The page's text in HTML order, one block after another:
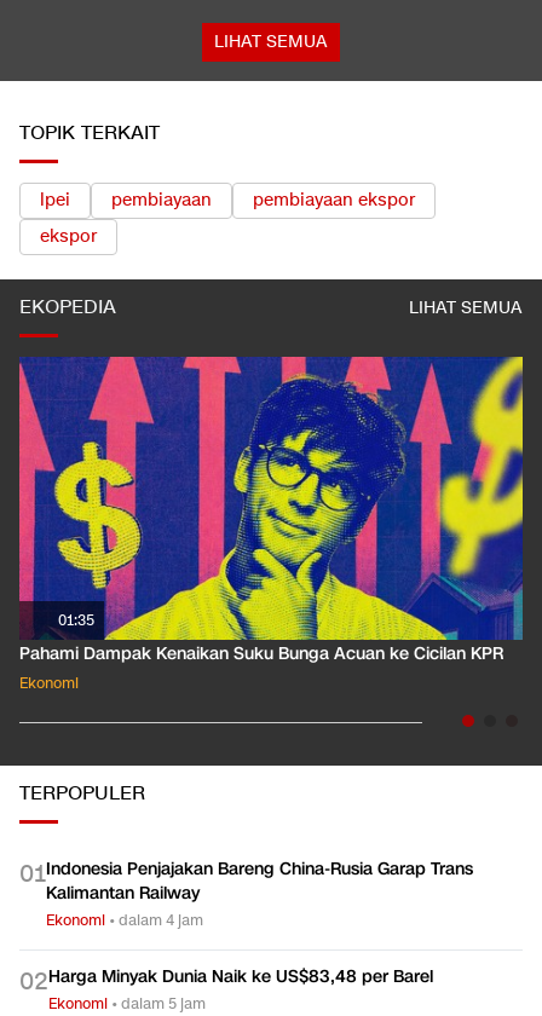
LIHAT SEMUA
TOPIK TERKAIT
lpei pembiayaan
pembiayaan ekspor
ekspor
EKOPEDIA LIHAT SEMUA
01:35
Pahami Dampak Kenaikan Suku Bunga Acuan ke Cicilan KPR
Ekonomi
TERPOPULER
01Indonesia Penjajakan Bareng China-Rusia Garap Trans
Kalimantan Railway
Ekonomi •dalam 4 jam
02Harga Minyak Dunia Naik ke US$83,48 per Barel
Ekonomi •dalam 5 jam